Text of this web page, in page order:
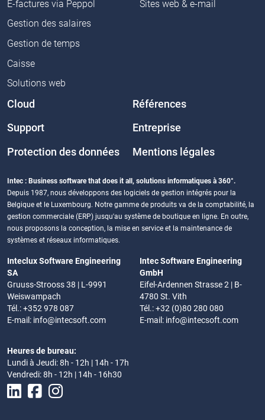
E-factures via Peppol
Gestion des salaires
Gestion de temps
Caisse
Solutions web
Sites web & e-mail
Cloud Références
Support Entreprise
Protection des données Mentions légales
Intec : Business software that does it all, solutions informatiques à 360°.
Depuis 1987, nous développons des logiciels de gestion intégrés pour la
Belgique et le Luxembourg. Notre gamme de produits va de la comptabilité, la
gestion commerciale (ERP) jusqu'au système de boutique en ligne. En outre,
nous proposons la conception, la mise en service et la maintenance de
systèmes et réseaux informatiques.
Inteclux Software Engineering
SA
Gruuss-Strooss 38 | L-9991
Weiswampach
Tél.: +352 978 087
E-mail: info@intecsoft.com
Intec Software Engineering
GmbH
Eifel-Ardennen Strasse 2 | B-
4780 St. Vith
Tél.: +32 (0)80 280 080
E-mail: info@intecsoft.com
Heures de bureau:
Lundi à Jeudi: 8h - 12h | 14h - 17h
Vendredi: 8h - 12h | 14h - 16h30